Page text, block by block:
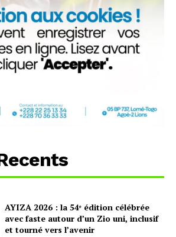
AYIZA 2026 : la 54ᵉ édition célébrée
avec faste autour d’un Zio uni, inclusif
et tourné vers l’avenir